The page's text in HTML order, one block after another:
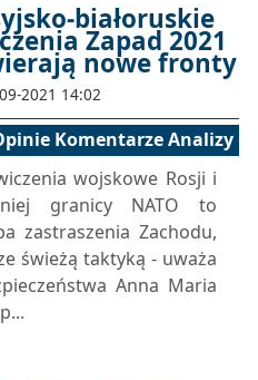
białoruskie
Zapad 2021
nowe fronty
2021 14:02
Komentarze Analizy
wojskowe Rosji i
granicy NATO to
zastraszenia Zachodu,
świeżą taktyką - uważa
Anna Maria